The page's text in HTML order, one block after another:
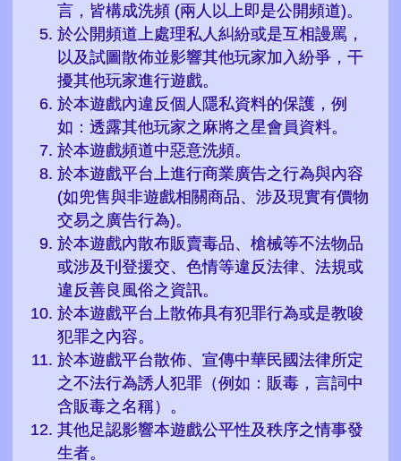
言，皆構成洗頻 (兩人以上即是公開頻道)。
於公開頻道上處理私人糾紛或是互相謾罵，
以及試圖散佈並影響其他玩家加入紛爭，干
擾其他玩家進行遊戲。
於本遊戲內違反個人隱私資料的保護，例
如：透露其他玩家之麻將之星會員資料。
於本遊戲頻道中惡意洗頻。
於本遊戲平台上進行商業廣告之行為與內容
(如兜售與非遊戲相關商品、涉及現實有價物
交易之廣告行為)。
於本遊戲內散布販賣毒品、槍械等不法物品
或涉及刊登援交、色情等違反法律、法規或
違反善良風俗之資訊。
於本遊戲平台上散佈具有犯罪行為或是教唆
犯罪之內容。
於本遊戲平台散佈、宣傳中華民國法律所定
之不法行為誘人犯罪（例如：販毒，言詞中
含販毒之名稱）。
其他足認影響本遊戲公平性及秩序之情事發
生者。